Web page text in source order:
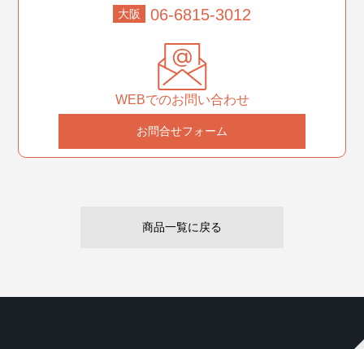
大阪 06-6815-3012
WEBでのお問い合わせ
お問合せフォーム
商品一覧に戻る